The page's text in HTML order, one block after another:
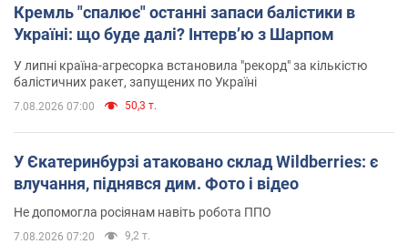
Кремль "спалює" останні запаси балістики в
Україні: що буде далі? Інтерв’ю з Шарпом
У липні країна-агресорка встановила "рекорд" за кількістю
балістичних ракет, запущених по Україні
7.08.2026 07:00 50,3 т.
У Єкатеринбурзі атаковано склад Wildberries: є
влучання, піднявся дим. Фото і відео
Не допомогла росіянам навіть робота ППО
7.08.2026 07:20 9,2 т.